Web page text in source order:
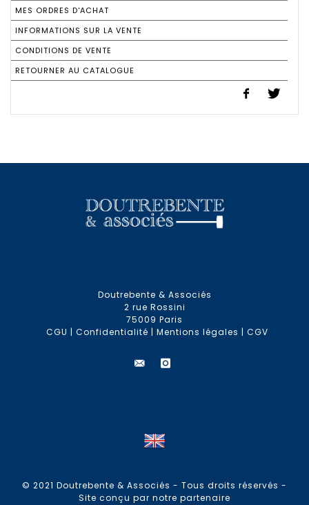
MES ORDRES D'ACHAT
INFORMATIONS SUR LA VENTE
CONDITIONS DE VENTE
RETOURNER AU CATALOGUE
Doutrebente & Associés
2 rue Rossini
75009 Paris
CGU | Confidentialité | Mentions légales | CGV
© 2021 Doutrebente & Associés - Tous droits réservés -
Site conçu par notre partenaire